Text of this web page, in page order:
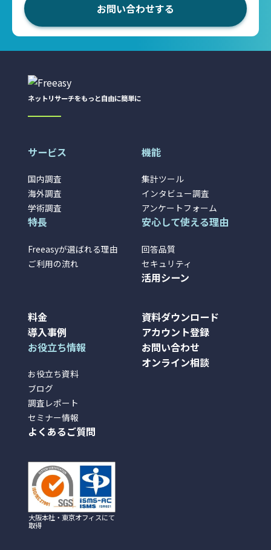
お問い合わせする
ネットリサーチをもっと自由に簡単に
大阪本社・東京オフィスにて
取得
サービス
国内調査
海外調査
学術調査
特長
Freeasyが選ばれる理由
ご利用の流れ
機能
集計ツール
インタビュー調査
アンケートフォーム
安心して使える理由
回答品質
セキュリティ
活用シーン
料金
導入事例
お役立ち情報
お役立ち資料
ブログ
調査レポート
セミナー情報
よくあるご質問
資料ダウンロード
アカウント登録
お問い合わせ
オンライン相談